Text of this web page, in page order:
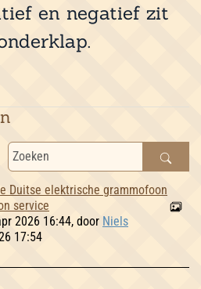
en negatief zit
Duitse elektrische grammofoon
service
2026 16:44, door Niels
17:54